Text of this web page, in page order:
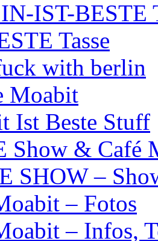
IST-BESTE
Tasse
with berlin
Moabit
Ist Beste Stuff
Show & Café
SHOW –
– Fotos
– Infos,